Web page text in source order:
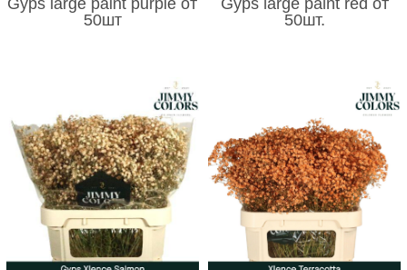
Gyps large paint purple от
50шт
Gyps large paint red от
50шт.